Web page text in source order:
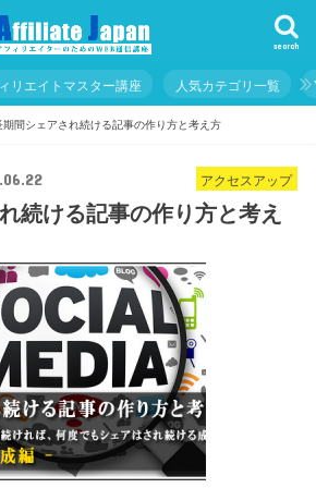
search
リエイトマスター講座 人気カテゴリ一覧
期間シェアされ続ける記事の作り方と考え方
アクセスアップ
続ける記事の作り方と考え